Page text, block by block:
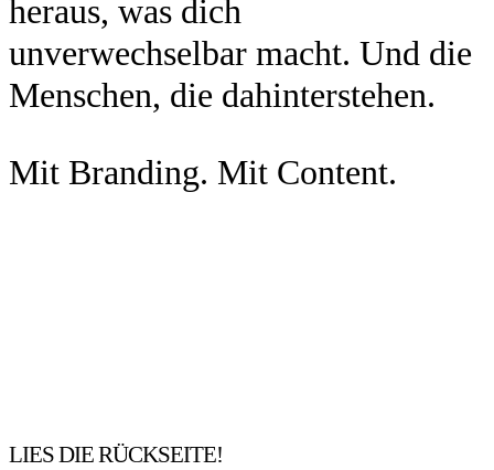
heraus, was dich
unverwechselbar macht. Und die
Menschen, die dahinterstehen.
Mit Branding. Mit Content.
LIES DIE RÜCKSEITE!